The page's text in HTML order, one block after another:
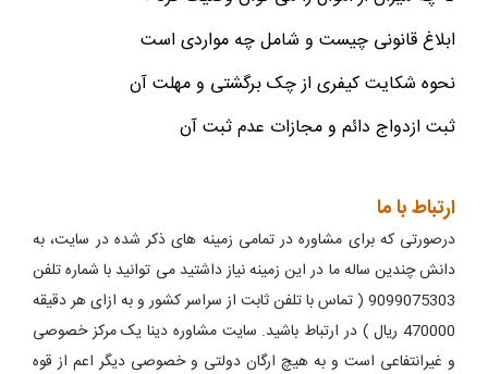
ابلاغ قانونی چیست و شامل چه مواردی است
نحوه شکایت کیفری از چک برگشتی و مهلت آن
ثبت ازدواج دائم و مجازات عدم ثبت آن
ارتباط با ما
درصورتی که برای مشاوره در تمامی زمینه های ذکر شده در سایت، به
دانش چندین ساله ما در این زمینه نیاز داشتید می توانید با شماره تلفن
9099075303 ( تماس با تلفن ثابت از سراسر کشور و به ازای هر دقیقه
470000 ریال ) در ارتباط باشید. سایت مشاوره دینا یک مرکز خصوصی
و غیرانتفاعی است و به هیچ ارگان دولتی و خصوصی دیگر اعم از قوه